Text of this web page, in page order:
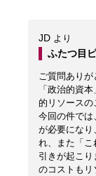
JD より
ふたつ目
ご質問ありが
「政治的資
的リソースの
今回の件で
が必要になり
れ、また「
引きが起こ
のコストもリ